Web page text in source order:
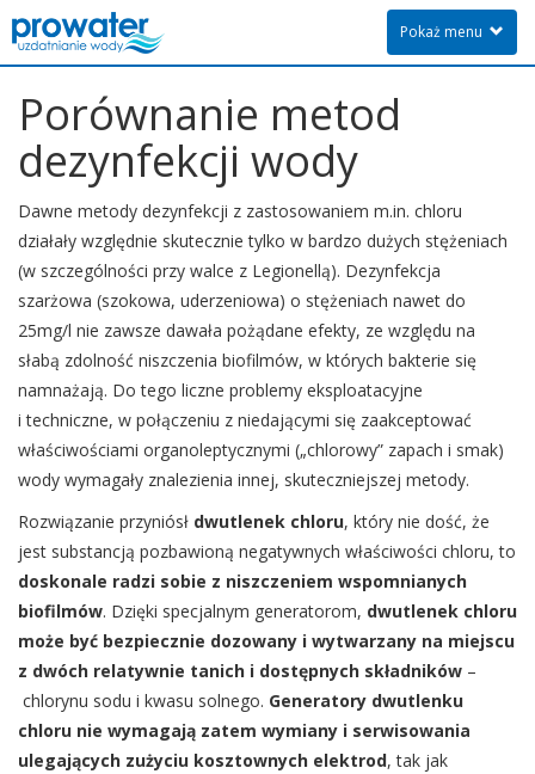
Pokaż menu
Porównanie metod
dezynfekcji wody
Dawne metody dezynfekcji z zastosowaniem m.in. chloru
działały względnie skutecznie tylko w bardzo dużych stężeniach
(w szczególności przy walce z Legionellą). Dezynfekcja
szarżowa (szokowa, uderzeniowa) o stężeniach nawet do
25mg/l nie zawsze dawała pożądane efekty, ze względu na
słabą zdolność niszczenia biofilmów, w których bakterie się
namnażają. Do tego liczne problemy eksploatacyjne
i techniczne, w połączeniu z niedającymi się zaakceptować
właściwościami organoleptycznymi („chlorowy” zapach i smak)
wody wymagały znalezienia innej, skuteczniejszej metody.
Rozwiązanie przyniósł dwutlenek chloru, który nie dość, że
jest substancją pozbawioną negatywnych właściwości chloru, to
doskonale radzi sobie z niszczeniem wspomnianych
biofilmów. Dzięki specjalnym generatorom, dwutlenek chloru
może być bezpiecznie dozowany i wytwarzany na miejscu
z dwóch relatywnie tanich i dostępnych składników –
chlorynu sodu i kwasu solnego. Generatory dwutlenku
chloru nie wymagają zatem wymiany i serwisowania
ulegających zużyciu kosztownych elektrod, tak jak